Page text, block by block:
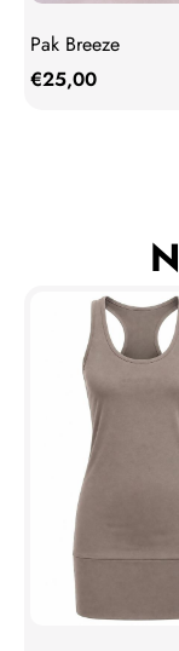
Pak Breeze
€25,00